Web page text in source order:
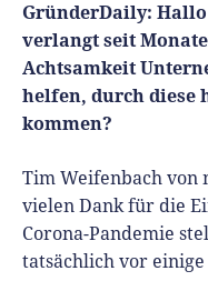
Weitere Tools &
Vergleiche
Steuerberatung
Software
Deals
GründerDaily:
verlangt seit
Achtsamkeit
helfen, durch diese
kommen?
Tim Weifenbach von
vielen Dank für die
Corona-Pandemie
tatsächlich vor